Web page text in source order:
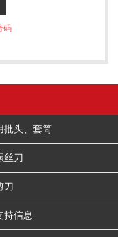
码
批头、套筒
丝刀
刀
持信息